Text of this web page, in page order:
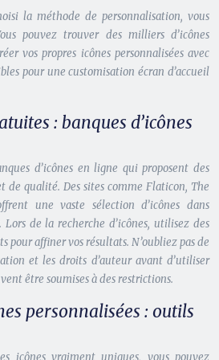
la méthode de personnalisation, vous
pouvez trouver des milliers d’icônes
vos propres icônes personnalisées avec
pour une customisation écran d’accueil
: banques d’icônes
d’icônes en ligne qui proposent des
de qualité. Des sites comme Flaticon, The
une vaste sélection d’icônes dans
de la recherche d’icônes, utilisez des
pour affiner vos résultats. N’oubliez pas de
et les droits d’auteur avant d’utiliser
être soumises à des restrictions.
personnalisées : outils
icônes vraiment uniques, vous pouvez